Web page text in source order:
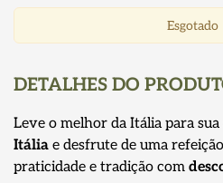
Esgotado
DETALHES DO
Leve o melhor da Itália para sua
Itália e desfrute de uma
praticidade e tradição com